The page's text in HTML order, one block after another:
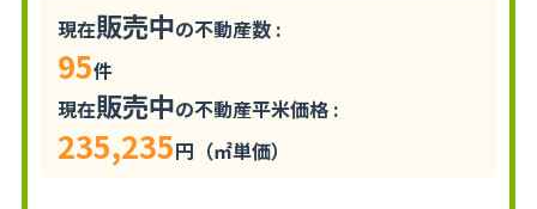
現在販売中の不動産数 :
95件
現在販売中の不動産平米価格 :
235,235円（㎡単価）